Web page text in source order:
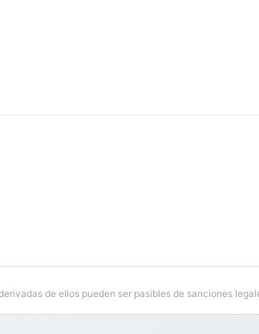
de ellos pueden ser pasibles de sanciones